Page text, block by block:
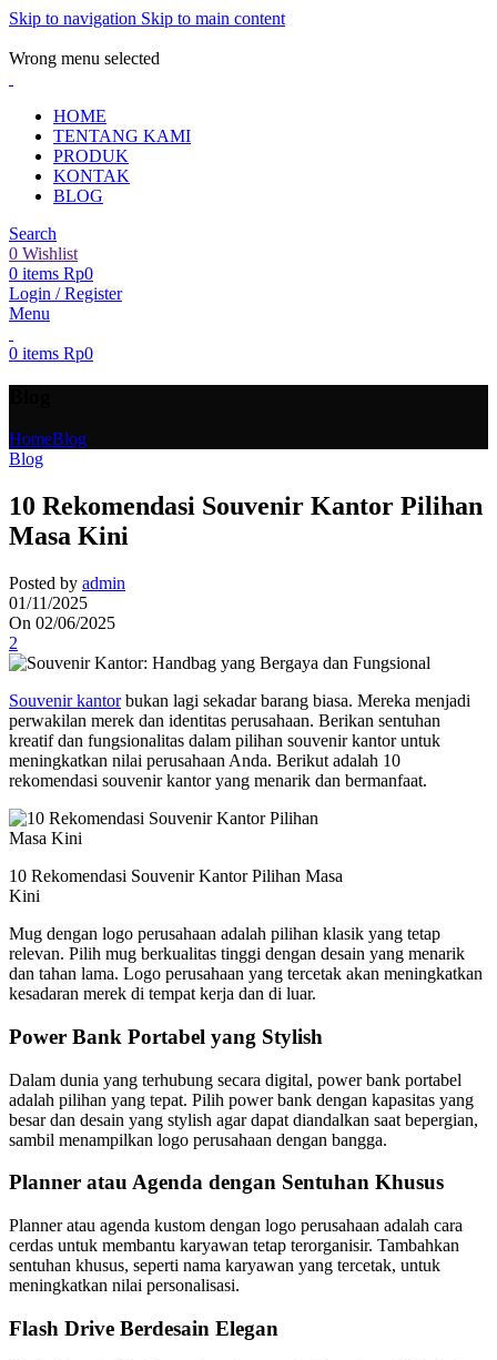
Skip to navigation Skip to main content
Wrong menu selected
HOME
TENTANG KAMI
PRODUK
KONTAK
BLOG
Search
0 Wishlist
0 items Rp0
Login / Register
Menu
0 items Rp0
HomeBlog
Blog
10 Rekomendasi Souvenir Kantor Pilihan
Masa Kini
Posted by admin
01/11/2025
On 02/06/2025
2
Souvenir kantorbukan lagi sekadar barang biasa. Mereka menjadi
perwakilan merek dan identitas perusahaan. Berikan sentuhan
kreatif dan fungsionalitas dalam pilihan souvenir kantor untuk
meningkatkan nilai perusahaan Anda. Berikut adalah 10
rekomendasi souvenir kantor yang menarik dan bermanfaat.
10 Rekomendasi Souvenir Kantor Pilihan Masa
Kini
Mug dengan logo perusahaan adalah pilihan klasik yang tetap
relevan. Pilih mug berkualitas tinggi dengan desain yang menarik
dan tahan lama. Logo perusahaan yang tercetak akan meningkatkan
kesadaran merek di tempat kerja dan di luar.
Power Bank Portabel yang Stylish
Dalam dunia yang terhubung secara digital, power bank portabel
adalah pilihan yang tepat. Pilih power bank dengan kapasitas yang
besar dan desain yang stylish agar dapat diandalkan saat bepergian,
sambil menampilkan logo perusahaan dengan bangga.
Planner atau Agenda dengan Sentuhan Khusus
Planner atau agenda kustom dengan logo perusahaan adalah cara
cerdas untuk membantu karyawan tetap terorganisir. Tambahkan
sentuhan khusus, seperti nama karyawan yang tercetak, untuk
meningkatkan nilai personalisasi.
Flash Drive Berdesain Elegan